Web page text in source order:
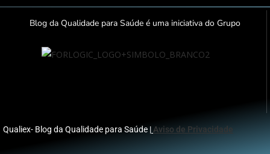
Blog da Qualidade para Saúde é uma iniciativa do Grupo
Qualiex- Blog da Qualidade para Saúde | Aviso de Privacidade